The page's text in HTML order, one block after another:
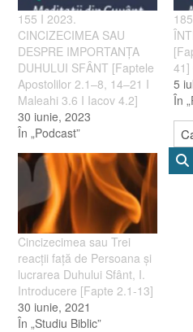
155 I 2023.
CINCIZECIMEA SAU
DESPRE IMPORTANȚA
DUHULUI SFÂNT [Faptele
Apostolilor 2.1–8, 14–21 I
Maleahi 3.6 I Iacov 4.2]
30 iunie, 2023
În „Podcast”
41]
5
În
Cincizecimea sau Trei
reacţii faţă de Persoana şi
lucrarea Duhului Sfânt, I.
Introducere [Fapte 2.1-13]
30 iunie, 2021
În „Studiu Biblic”